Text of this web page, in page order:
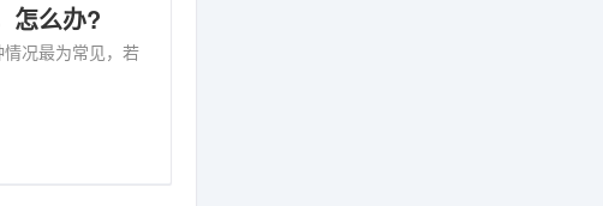
怎么办?
况最为常见，若